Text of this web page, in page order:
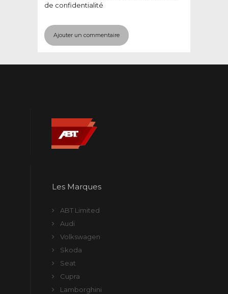
de confidentialité
Les Marques
ABT Limited
Audi
Volkswagen
Skoda
Seat
Cupra
Lamborghini